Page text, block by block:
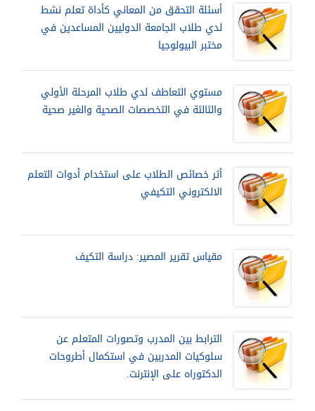
أسئلة التحقق من المعاني كأداة تعلم نشط
لدي طلاب الجامعة الدوليين المساعدين في
مختبر البيولوجيا
مستوي التعاطف لدي طلاب المرحلة الأولي
والثالثة في التخصصات الصحية والغير صحية
أثر خصائص الطلاب على استخدام أدوات التعلم
الالكتروني التكيفي
مقياس تقرير المصير: دراسة التكيف
الترابط بين المدرب وتصورات المتعلم عن
سلوكيات المدربين في استكمال أطروحات
الدكتوراه على الإنترنت.